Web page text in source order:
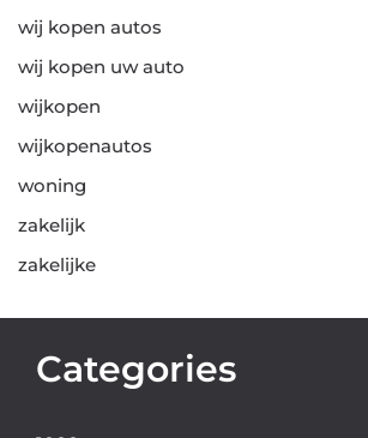
wij kopen autos
wij kopen uw auto
wijkopen
wijkopenautos
woning
zakelijk
zakelijke
Categories